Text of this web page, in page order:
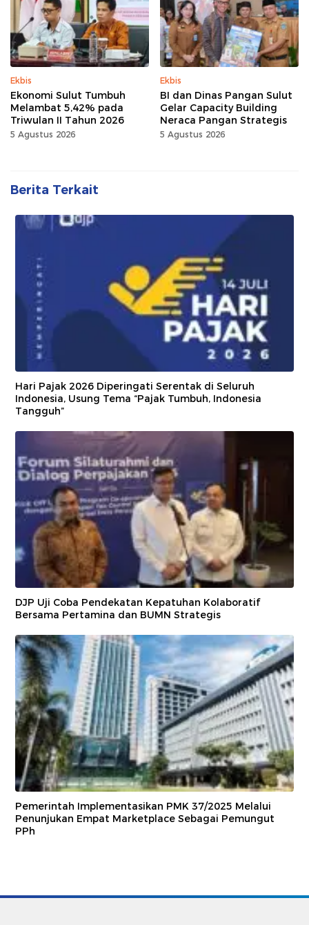
Ekbis
Ekonomi Sulut Tumbuh
Melambat 5,42% pada
Triwulan II Tahun 2026
5 Agustus 2026
Ekbis
BI dan Dinas Pangan Sulut
Gelar Capacity Building
Neraca Pangan Strategis
5 Agustus 2026
Berita Terkait
Hari Pajak 2026 Diperingati Serentak di Seluruh
Indonesia, Usung Tema “Pajak Tumbuh, Indonesia
Tangguh”
DJP Uji Coba Pendekatan Kepatuhan Kolaboratif
Bersama Pertamina dan BUMN Strategis
Pemerintah Implementasikan PMK 37/2025 Melalui
Penunjukan Empat Marketplace Sebagai Pemungut
PPh